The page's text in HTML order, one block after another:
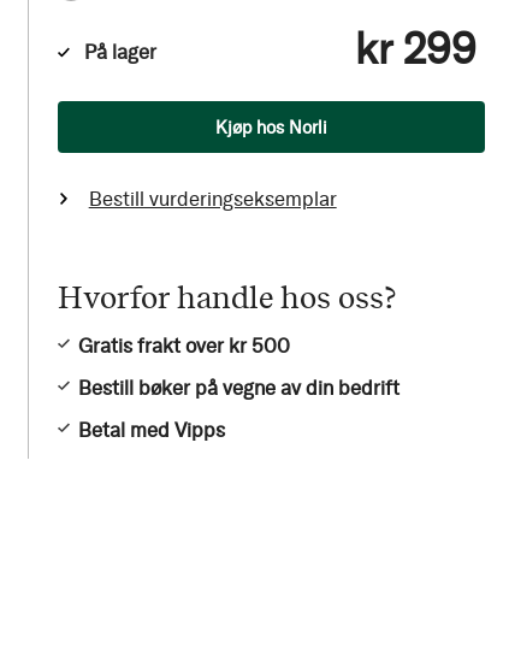
På lager kr 299
Kjøp hos Norli
Bestill vurderingseksemplar
Hvorfor handle hos oss?
Gratis frakt over kr 500
Bestill bøker på vegne av din bedrift
Betal med Vipps